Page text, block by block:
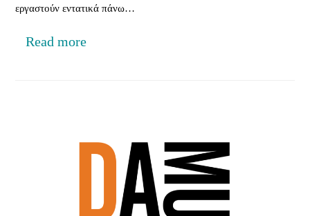
εργαστούν εντατικά πάνω…
Read more